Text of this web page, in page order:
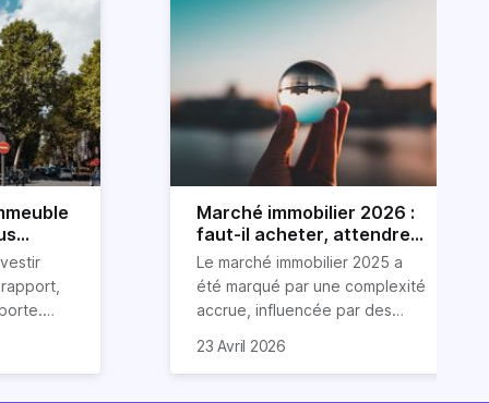
Marché immobilier 2026 :
faut-il acheter, attendre
ou vendre ?
Le marché immobilier 2025 a
été marqué par une complexité
accrue, influencée par des
immobilière, une inflation
tendances immobilières de
23 Avril 2026